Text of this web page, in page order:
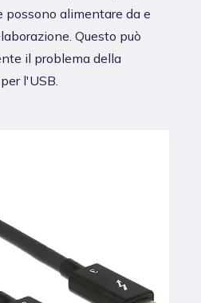
alimentare da e
Questo può
il problema della
l'USB.